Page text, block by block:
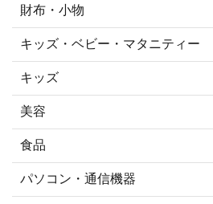
財布・小物
キッズ・ベビー・マタニティー
キッズ
美容
食品
パソコン・通信機器